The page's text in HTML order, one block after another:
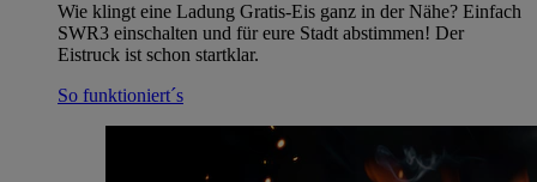
Wie klingt eine Ladung Gratis-Eis ganz in der Nähe? Einfach
SWR3 einschalten und für eure Stadt abstimmen! Der
Eistruck ist schon startklar.
So funktioniert´s